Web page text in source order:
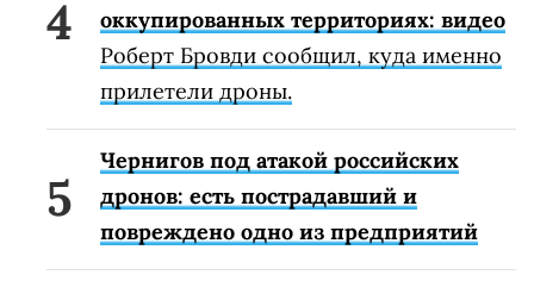
оккупированных территориях: видео
Роберт Бровди сообщил, куда именно
прилетели дроны.
Чернигов под атакой российских
дронов: есть пострадавший и
повреждено одно из предприятий